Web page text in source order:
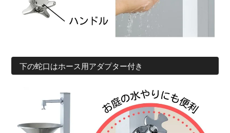
下の蛇口はホース用アダプター付き